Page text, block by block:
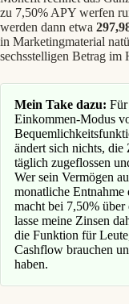
zu 7,50% APY werfen
werden dann etwa
in Marketingmaterial
sechsstelligen Betrag
Mein Take dazu: Für
Einkommen-Modus
ändert sich nichts, die
täglich zugeflossen
Wer sein Vermögen
monatliche Entnahme
macht bei 7,50% über
lasse meine Zinsen
die Funktion für
Cashflow brauchen
haben.